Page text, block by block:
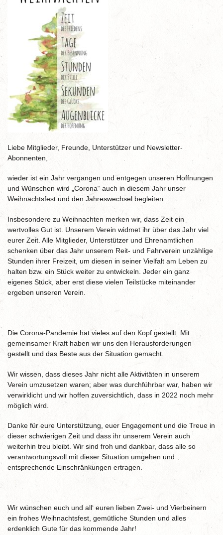
Liebe Mitglieder, Freunde, Unterstützer und Newsletter-
Abonnenten,
wieder ist ein Jahr vergangen und entgegen unseren Hoffnungen
und Wünschen wird „Corona“ auch in diesem Jahr unser
Weihnachtsfest und den Jahreswechsel begleiten.
Insbesondere zu Weihnachten merken wir, dass Zeit ein
wertvolles Gut ist. Unserem Verein widmet ihr über das Jahr viel
eurer Zeit. Alle Mitglieder, Unterstützer und Ehrenamtlichen
schenken über das Jahr unserem Reit- und Fahrverein unzählige
Stunden ihrer Freizeit, um diesen in seiner Vielfalt am Leben zu
halten bzw. ein Stück weiter zu entwickeln. Jeder ein ganz
eigenes Stück, aber erst diese vielen Teilstücke miteinander
ergeben unseren Verein.
Die Corona-Pandemie hat vieles auf den Kopf gestellt. Mit
gemeinsamer Kraft haben wir uns den Herausforderungen
gestellt und das Beste aus der Situation gemacht.
Wir wissen, dass dieses Jahr nicht alle Aktivitäten in unserem
Verein umzusetzen waren; aber was durchführbar war, haben wir
verwirklicht und wir hoffen zuversichtlich, dass in 2022 noch mehr
möglich wird.
Danke für eure Unterstützung, euer Engagement und die Treue in
dieser schwierigen Zeit und dass ihr unserem Verein auch
weiterhin treu bleibt. Wir sind froh und dankbar, dass alle so
verantwortungsvoll mit dieser Situation umgehen und
entsprechende Einschränkungen ertragen.
Wir wünschen euch und all‘ euren lieben Zwei- und Vierbeinern
ein frohes Weihnachtsfest, gemütliche Stunden und alles
erdenklich Gute für das kommende Jahr!